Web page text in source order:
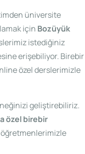
üniversite
için Bozüyük
istediğiniz
erişebiliyor. Birebir
özel derslerimizle
geliştirebiliriz.
özel birebir
öğretmenlerimizle